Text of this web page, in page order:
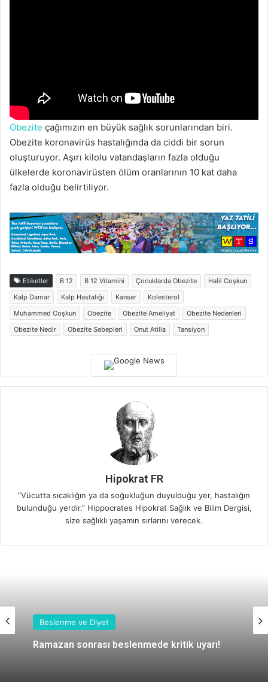
Obezite çağımızın en büyük sağlık sorunlarından biri.
Obezite koronavirüs hastalığında da ciddi bir sorun
oluşturuyor. Aşırı kilolu vatandaşların fazla olduğu
ülkelerde koronavirüsten ölüm oranlarının 10 kat daha
fazla olduğu belirtiliyor.
Etiketler B 12 B 12 Vitamini Çocuklarda Obezite
Halil Coşkun
Kalp Damar
Kalp Hastalığı Kanser
Kolesterol
Muhammed Coşkun
Obezite Obezite Ameliyat
Obezite Nedenleri
Obezite Nedir
Obezite Sebepleri Onut Atilla Tansiyon
Hipokrat FR
“Vücutta sıcaklığın ya da soğukluğun duyulduğu yer, hastalığın
bulunduğu yerdir.” Hippocrates Hipokrat Sağlık ve Bilim Dergisi,
size sağlıklı yaşamın sırlarını verecek.
Beslenme ve Diyet
Ramazan sonrası beslenmede kritik uyarı!